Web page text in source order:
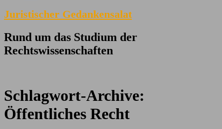
Juristischer Gedankensalat
Rund um das Studium der
Rechtswissenschaften
Schlagwort-Archive:
Öffentliches Recht